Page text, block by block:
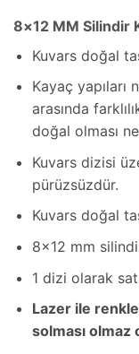
8×12 MM Silindir
Kuvars doğal
Kayaç yapıları
arasında
doğal olması
Kuvars dizisi
pürüzsüzdür.
Kuvars doğal
8×12 mm
1 dizi olarak
Lazer ile
solması olmaz